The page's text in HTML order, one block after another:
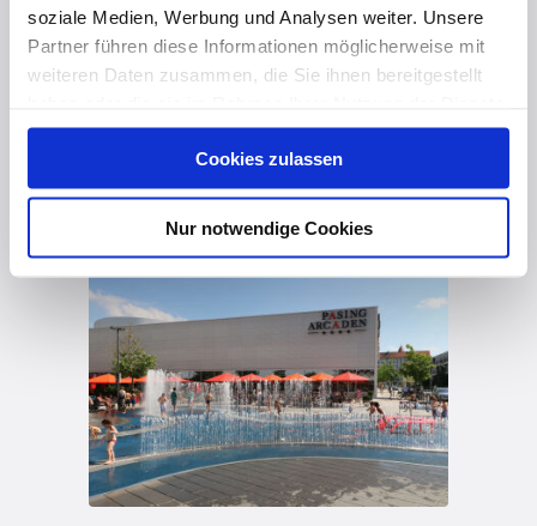
soziale Medien, Werbung und Analysen weiter. Unsere
Partner führen diese Informationen möglicherweise mit
weiteren Daten zusammen, die Sie ihnen bereitgestellt
gesammelt haben. Hier finden Sie Informationen zum
und unserImpressum.
Cookies zulassen
Nur notwendige Cookies